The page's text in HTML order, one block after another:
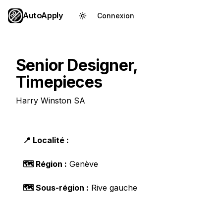
AutoApply Connexion
Senior Designer,
Timepieces
Harry Winston SA
📍 Localité :
🗺️ Région : Genève
🗺️ Sous-région : Rive gauche